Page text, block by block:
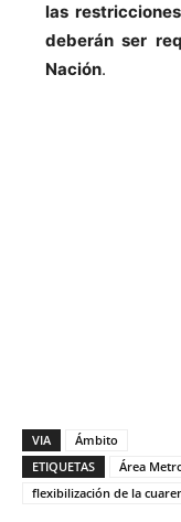
las
deberán ser
Nación.
VIA
Ámbito
ETIQUETAS
Área
flexibilización de la